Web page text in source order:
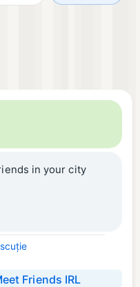
in your city
Friends IRL